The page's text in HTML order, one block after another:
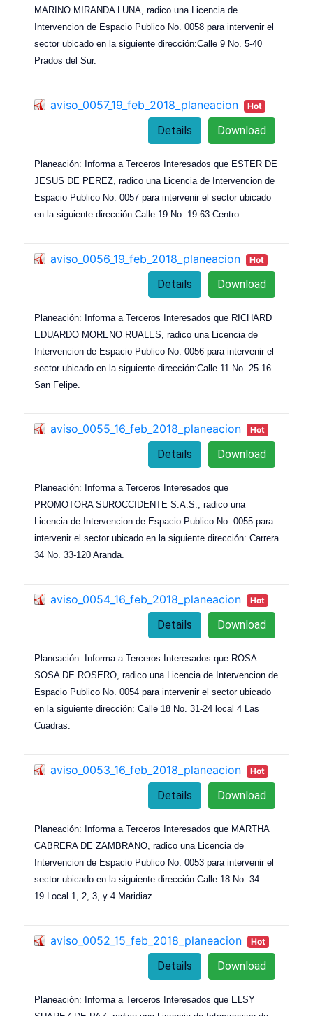
MARINO MIRANDA LUNA, radico una Licencia de
Intervencion de Espacio Publico No. 0058 para intervenir el
sector ubicado en la siguiente dirección:Calle 9 No. 5-40
Prados del Sur.
aviso_0057_19_feb_2018_planeacion Hot
Download
Details
Planeación: Informa a Terceros Interesados que ESTER DE
JESUS DE PEREZ, radico una Licencia de Intervencion de
Espacio Publico No. 0057 para intervenir el sector ubicado
en la siguiente dirección:Calle 19 No. 19-63 Centro.
aviso_0056_19_feb_2018_planeacion Hot
Download
Details
Planeación: Informa a Terceros Interesados que RICHARD
EDUARDO MORENO RUALES, radico una Licencia de
Intervencion de Espacio Publico No. 0056 para intervenir el
sector ubicado en la siguiente dirección:Calle 11 No. 25-16
San Felipe.
aviso_0055_16_feb_2018_planeacion Hot
Download
Details
Planeación: Informa a Terceros Interesados que
PROMOTORA SUROCCIDENTE S.A.S., radico una
Licencia de Intervencion de Espacio Publico No. 0055 para
intervenir el sector ubicado en la siguiente dirección: Carrera
34 No. 33-120 Aranda.
aviso_0054_16_feb_2018_planeacion Hot
Download
Details
Planeación: Informa a Terceros Interesados que ROSA
SOSA DE ROSERO, radico una Licencia de Intervencion de
Espacio Publico No. 0054 para intervenir el sector ubicado
en la siguiente dirección: Calle 18 No. 31-24 local 4 Las
Cuadras.
aviso_0053_16_feb_2018_planeacion Hot
Download
Details
Planeación: Informa a Terceros Interesados que MARTHA
CABRERA DE ZAMBRANO, radico una Licencia de
Intervencion de Espacio Publico No. 0053 para intervenir el
sector ubicado en la siguiente dirección:Calle 18 No. 34 –
19 Local 1, 2, 3, y 4 Maridiaz.
aviso_0052_15_feb_2018_planeacion Hot
Download
Details
Planeación: Informa a Terceros Interesados que ELSY